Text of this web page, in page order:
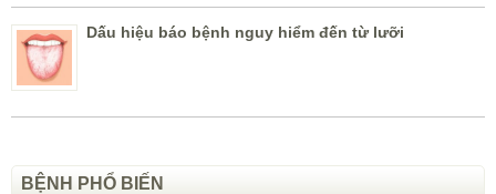
Dấu hiệu báo bệnh nguy hiểm đến từ lưỡi
BỆNH PHỔ BIẾN